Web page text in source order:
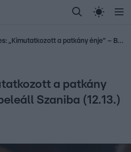
Randi Celeb vagyok,
Most Wanted Gallusz
Előzetes: „Kimutatkozott a patkány énje” – Balázs beleáll Szaniba (12.13.)
a patkány
Szaniba (12.13.)